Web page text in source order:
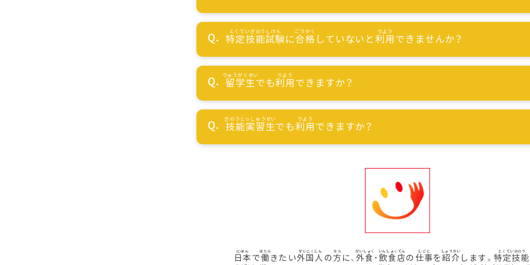
特定技能試験に合格 していないと利用できませんか？
留学生でも利用できますか？
技能実習生でも利用できますか？
日本で働きたい外国人 の方に、 外食 ・ 飲食店の 仕事を紹介 します。 特定技能